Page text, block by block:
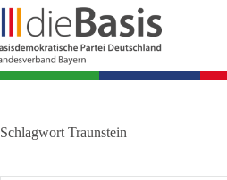
Zum
Inhalt
springen
Schlagwort Traunstein